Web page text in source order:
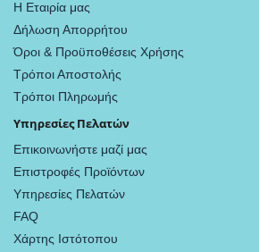
Η Εταιρία μας
Δήλωση Απορρήτου
Όροι & Προϋποθέσεις Χρήσης
Τρόποι Αποστολής
Τρόποι Πληρωμής
Υπηρεσίες Πελατών
Επικοινωνήστε μαζί μας
Επιστροφές Προϊόντων
Υπηρεσίες Πελατών
FAQ
Χάρτης Ιστότοπου